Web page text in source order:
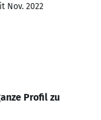
Nov. 2022
Profil zu